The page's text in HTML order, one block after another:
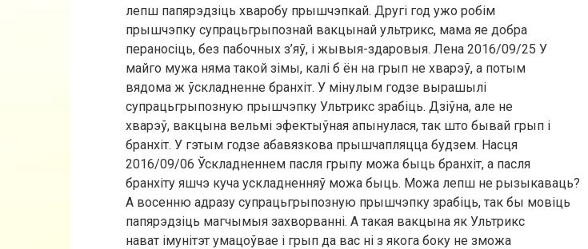
лепш папярэдзіць хваробу прышчэпкай. Другі год ужо робім
прышчэпку супрацьгрыпознай вакцынай ультрикс, мама яе добра
пераносіць, без пабочных з’яў, і жывыя-здаровыя. Лена 2016/09/25 У
майго мужа няма такой зімы, калі б ён на грып не хварэў, а потым
вядома ж ўскладненне бранхіт. У мінулым годзе вырашылі
супрацьгрыпозную прышчэпку Ультрикс зрабіць. Дзіўна, але не
хварэў, вакцына вельмі эфектыўная апынулася, так што бывай грып і
бранхіт. У гэтым годзе абавязкова прышчапляцца будзем. Насця
2016/09/06 Ўскладненнем пасля грыпу можа быць бранхіт, а пасля
бранхіту яшчэ куча ускладненняў можа быць. Можа лепш не рызыкаваць?
А восенню адразу супрацьгрыпозную прышчэпку зрабіць, так бы мовіць
папярэдзіць магчымыя захворванні. А такая вакцына як Ультрикс
нават імунітэт умацоўвае і грып да вас ні з якога боку не зможа